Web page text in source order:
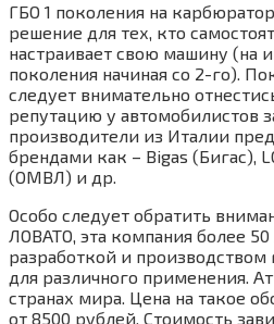
ГБО 1 поколения на
решение для тех, кто
настраивает свою машину (на
поколения начиная со 2-го).
следует внимательно
репутацию у автомобилистов
производители из Италии
брендами как – Bigas (Бигас),
(ОМВЛ) и др.
Особо следует обратить
ЛОВАТО, эта компания более 50
разработкой и производством
для различного применения.
странах мира. Цена на такое
от 8500 рублей. Стоимость